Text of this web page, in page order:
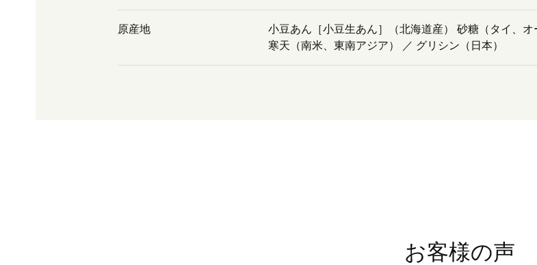
原産地
小豆あん［小豆生あん］（北海道産） 砂糖（タイ、
寒天（南米、東南アジア） ／ グリシン（日本）
お客様の声